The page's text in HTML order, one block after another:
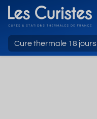
Cure thermale 18 jours